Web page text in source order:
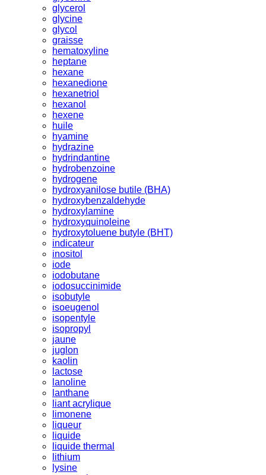
glycerol
glycine
glycol
graisse
hematoxyline
heptane
hexane
hexanedione
hexanetriol
hexanol
hexene
huile
hyamine
hydrazine
hydrindantine
hydrobenzoine
hydrogene
hydroxyanilose butile (BHA)
hydroxybenzaldehyde
hydroxylamine
hydroxyquinoleine
hydroxytoluene butyle (BHT)
indicateur
inositol
iode
iodobutane
iodosuccinimide
isobutyle
isoeugenol
isopentyle
isopropyl
jaune
juglon
kaolin
lactose
lanoline
lanthane
liant acrylique
limonene
liqueur
liquide
liquide thermal
lithium
lysine